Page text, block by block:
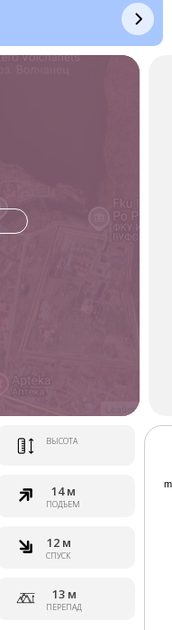
Leaflet
ВЫСОТА
14 м
ПОДЪЕМ
12 м
СПУСК
13 м
ПЕРЕПАД
m